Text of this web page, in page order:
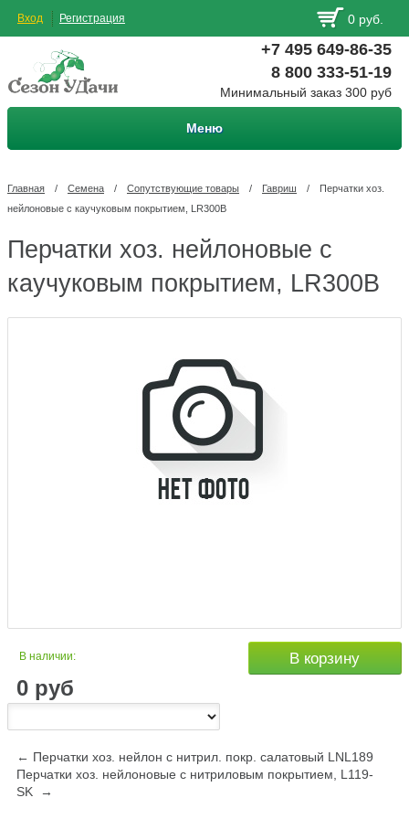
Вход Регистрация 0 руб.
+7 495 649-86-35
8 800 333-51-19
Минимальный заказ 300 руб
Меню
Главная / Семена / Сопутствующие товары / Гавриш /
Перчатки хоз.
нейлоновые с каучуковым покрытием, LR300B
Перчатки хоз. нейлоновые с
каучуковым покрытием, LR300B
В наличии:
0 руб
В корзину
← Перчатки хоз. нейлон с нитрил. покр. салатовый LNL189
Перчатки хоз. нейлоновые с нитриловым покрытием, L119-
SK →